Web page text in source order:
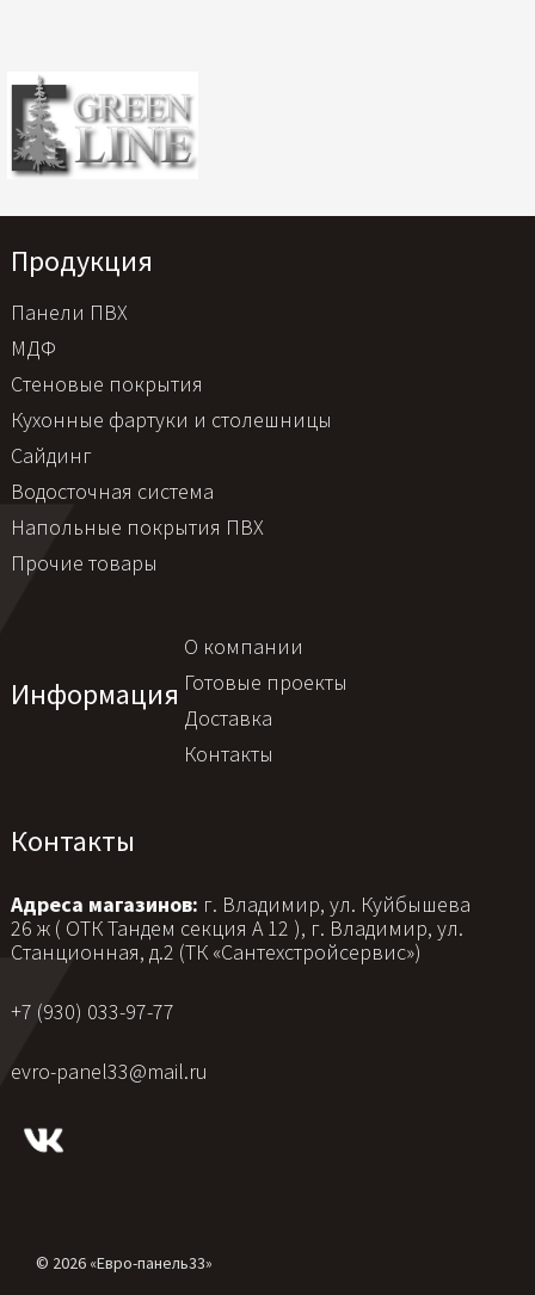
Продукция
Панели ПВХ
МДФ
Стеновые покрытия
Кухонные фартуки и столешницы
Сайдинг
Водосточная система
Напольные покрытия ПВХ
Прочие товары
Информация
О компании
Готовые проекты
Доставка
Контакты
Контакты
Адреса магазинов: г. Владимир, ул. Куйбышева
26 ж ( ОТК Тандем секция А 12 ), г. Владимир, ул.
Станционная, д.2 (ТК «Сантехстройсервис»)
+7 (930) 033-97-77
evro-panel33@mail.ru
© 2026 «Евро-панель33»